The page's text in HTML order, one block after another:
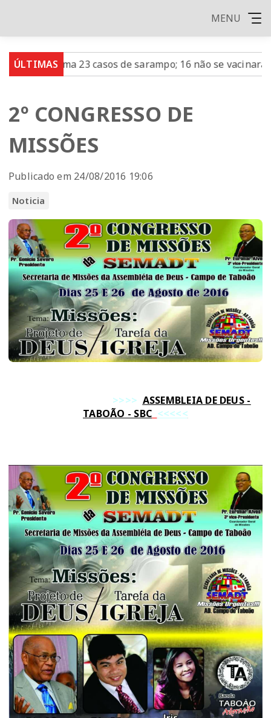
MENU
ÚLTIMAS23 casos de sarampo; 16 não se vacinaram
2º CONGRESSO DE
MISSÕES
Publicado em 24/08/2016 19:06
Noticia
>>>> ASSEMBLEIA DE DEUS -
TABOÃO - SBC <<<<<